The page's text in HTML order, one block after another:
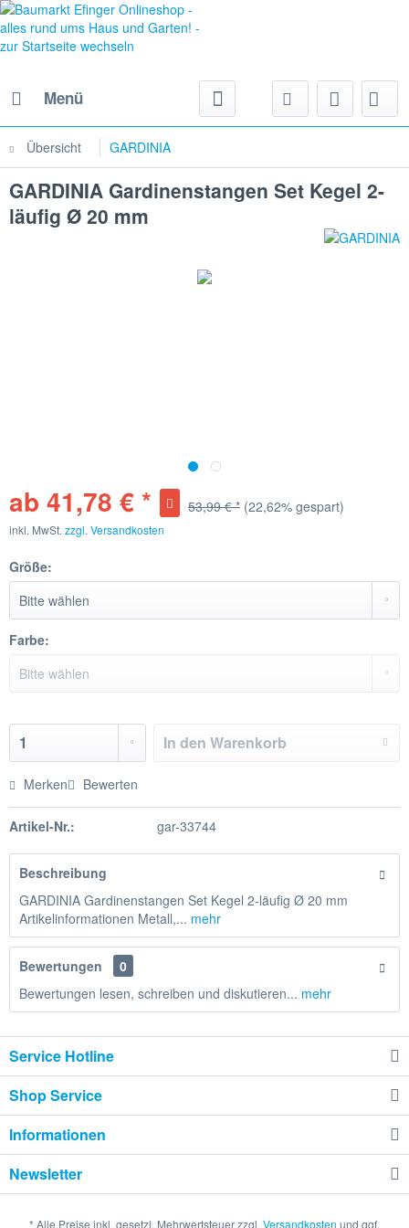
Menü
Übersicht GARDINIA
GARDINIA Gardinenstangen Set Kegel 2-
läufig Ø 20 mm
ab 41,78 € * 53,99 € * (22,62% gespart)
inkl. MwSt. zzgl. Versandkosten
Größe:
Farbe:
In den Warenkorb
Merken Bewerten
Artikel-Nr.: gar-33744
Beschreibung
GARDINIA Gardinenstangen Set Kegel 2-läufig Ø 20 mm
Artikelinformationen Metall,... mehr
Bewertungen
0
Bewertungen lesen, schreiben und diskutieren... mehr
Service Hotline
Shop Service
Informationen
Newsletter
* Alle Preise inkl. gesetzl. Mehrwertsteuer zzgl. Versandkosten und ggf.